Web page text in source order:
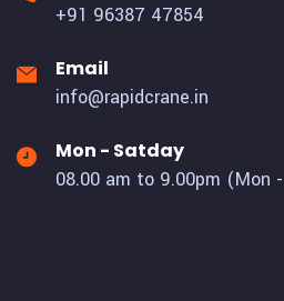
+91 96387 47854
Email
info@rapidcrane.in
Mon - Satday
08.00 am to 9.00pm (Mon